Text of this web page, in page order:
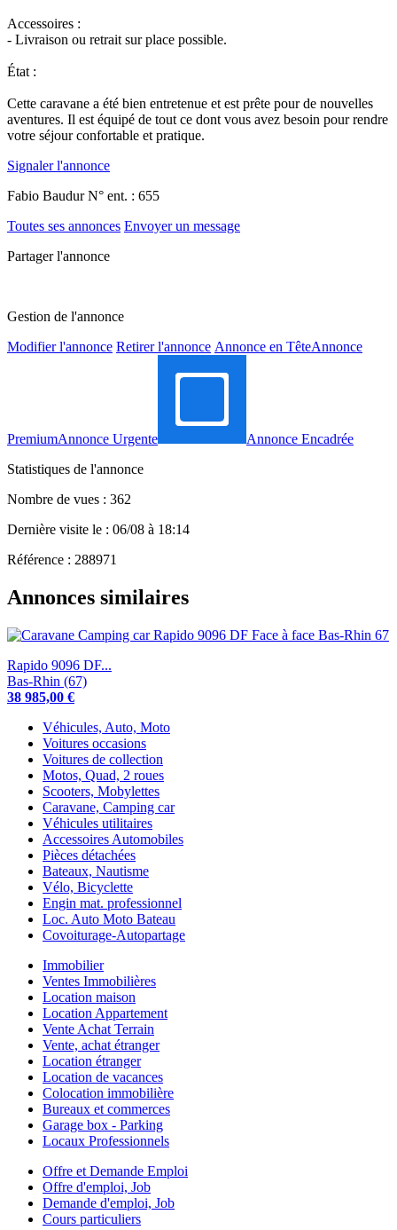
Accessoires :
- Livraison ou retrait sur place possible.
État :
Cette caravane a été bien entretenue et est prête pour de nouvelles
aventures. Il est équipé de tout ce dont vous avez besoin pour rendre
votre séjour confortable et pratique.
Signaler l'annonce
Fabio BaudurN° ent. : 655
Toutes ses annonces Envoyer un message
Partager l'annonce
Gestion de l'annonce
Modifier l'annonce Retirer l'annonce Annonce en TêteAnnonce
PremiumAnnonce Urgente
Annonce Encadrée
Statistiques de l'annonce
Nombre de vues : 362
Dernière visite le : 06/08 à 18:14
Référence : 288971
Annonces similaires
Rapido 9096 DF...
Bas-Rhin (67)
38 985,00 €
Véhicules, Auto, Moto
Voitures occasions
Voitures de collection
Motos, Quad, 2 roues
Scooters, Mobylettes
Caravane, Camping car
Véhicules utilitaires
Accessoires Automobiles
Pièces détachées
Bateaux, Nautisme
Vélo, Bicyclette
Engin mat. professionnel
Loc. Auto Moto Bateau
Covoiturage-Autopartage
Immobilier
Ventes Immobilières
Location maison
Location Appartement
Vente Achat Terrain
Vente, achat étranger
Location étranger
Location de vacances
Colocation immobilière
Bureaux et commerces
Garage box - Parking
Locaux Professionnels
Offre et Demande Emploi
Offre d'emploi, Job
Demande d'emploi, Job
Cours particuliers